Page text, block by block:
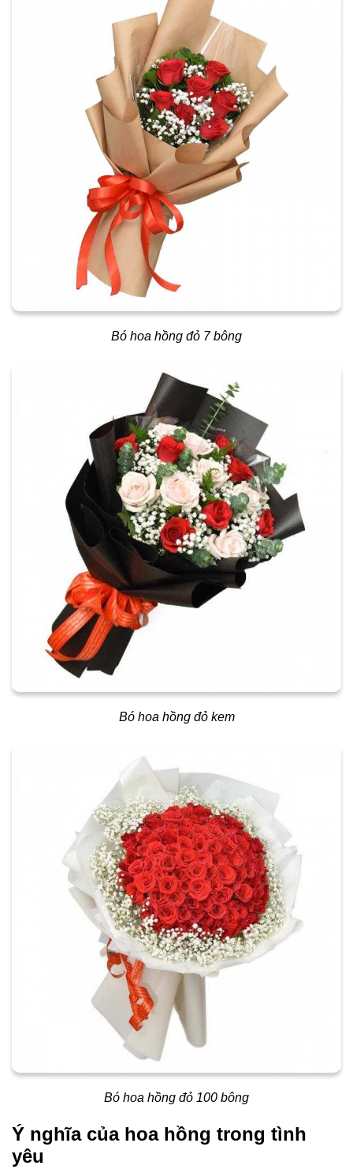
Bó hoa hồng đỏ 7 bông
Bó hoa hồng đỏ kem
Bó hoa hồng đỏ 100 bông
Ý nghĩa của hoa hồng trong tình
yêu